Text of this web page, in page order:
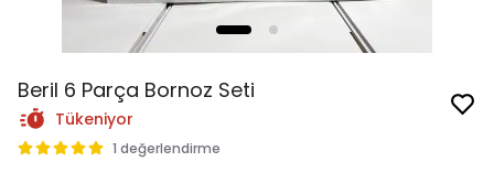
Beril 6 Parça Bornoz Seti
Tükeniyor
1 değerlendirme